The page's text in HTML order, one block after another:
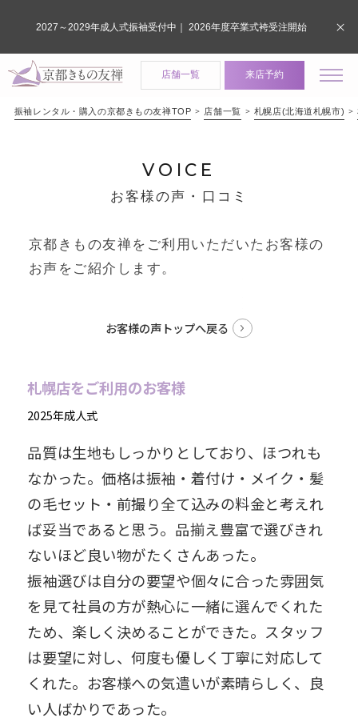
店舗一覧 来店予約
振袖レンタル・購入の京都きもの友禅TOP 店舗一覧 札幌店(北海道札幌市)
VOICE
お客様の声・口コミ
京都きもの友禅をご利用いただいたお客様の
お声をご紹介します。
お客様の声トップへ戻る
札幌店をご利用のお客様
2025年成人式
品質は生地もしっかりとしており、ほつれも
なかった。価格は振袖・着付け・メイク・髪
の毛セット・前撮り全て込みの料金と考えれ
ば妥当であると思う。品揃え豊富で選びきれ
ないほど良い物がたくさんあった。
振袖選びは自分の要望や個々に合った雰囲気
を見て社員の方が熱心に一緒に選んでくれた
ため、楽しく決めることができた。スタッフ
は要望に対し、何度も優しく丁寧に対応して
くれた。お客様への気遣いが素晴らしく、良
い人ばかりであった。
2027～2029年成人式振袖受付中｜ 2026年度卒業式袴受注開始